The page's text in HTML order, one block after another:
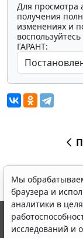
Для просмотра
получения
изменениях и
ГАРАНТ:
Мы
браузера и
аналитики в
исследований и
© ООО "НПП